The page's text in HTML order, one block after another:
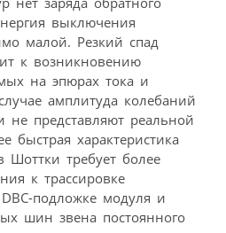
выключения
малой. Резкий спад
к возникновению
на эпюрах тока и
амплитуда колебаний
не представляют реальной
быстрая характеристика
Шоттки требует более
к трассировке
подложке модуля и
шин звена постоянного